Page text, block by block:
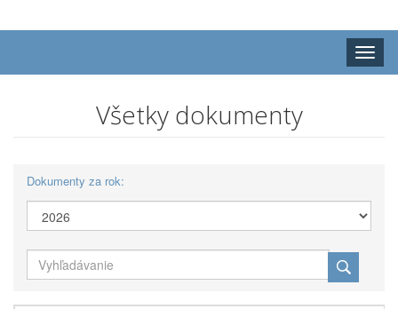
Toggle
Všetky dokumenty
Dokumenty za rok: